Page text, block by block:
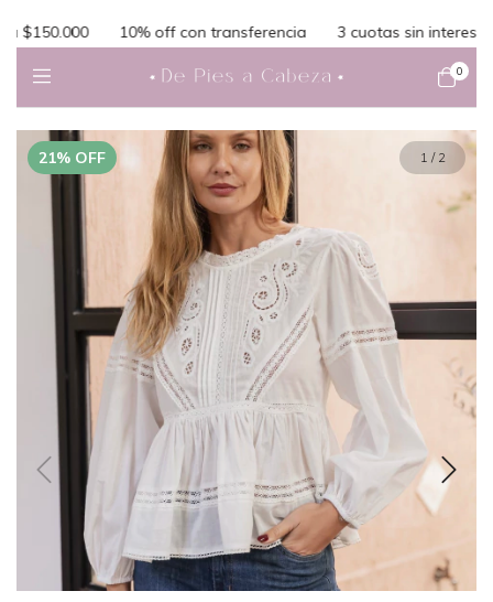
10% off con transferencia 3 cuotas sin interes
0
21% OFF 1 / 2